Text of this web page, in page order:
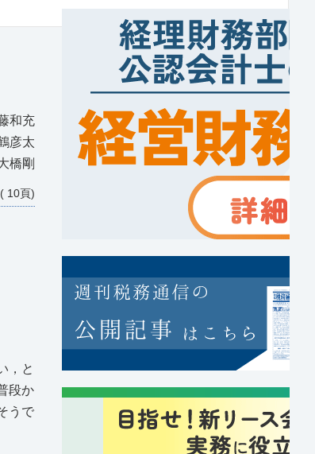
和充
彦太
橋剛
( 10頁)
，と
段か
うで